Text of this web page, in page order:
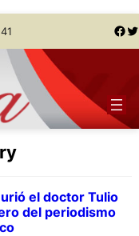
Facebook Twitter
el doctor Tulio
del periodismo